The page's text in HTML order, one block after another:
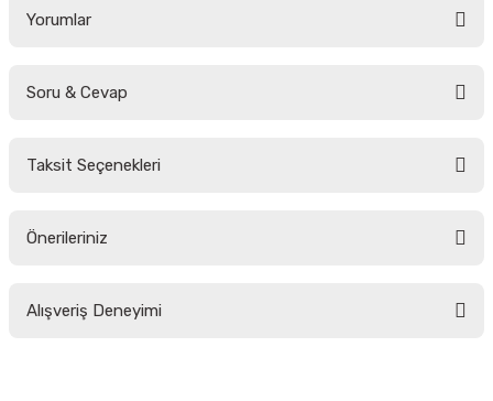
Yorumlar
Soru & Cevap
Taksit Seçenekleri
Önerileriniz
yetersiz gördüğünüz noktaları öneri formunu kullanarak tarafımıza
Alışveriş Deneyimi